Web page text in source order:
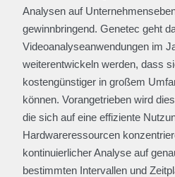
Analysen auf
gewinnbringend. Genetec geht
Videoanalyseanwendungen im
weiterentwickeln werden, dass
kostengünstiger in großem
können. Vorangetrieben wird
die sich auf eine effiziente
Hardwareressourcen
kontinuierlicher Analyse auf
bestimmten Intervallen und